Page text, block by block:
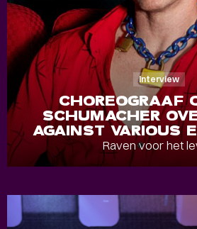
Interview
CHOREOGRAAF
SCHUMACHER
AGAINST VARIOUS
Raven voor het